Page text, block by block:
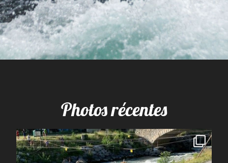
Photos récentes
spcoccanoekayakduloup